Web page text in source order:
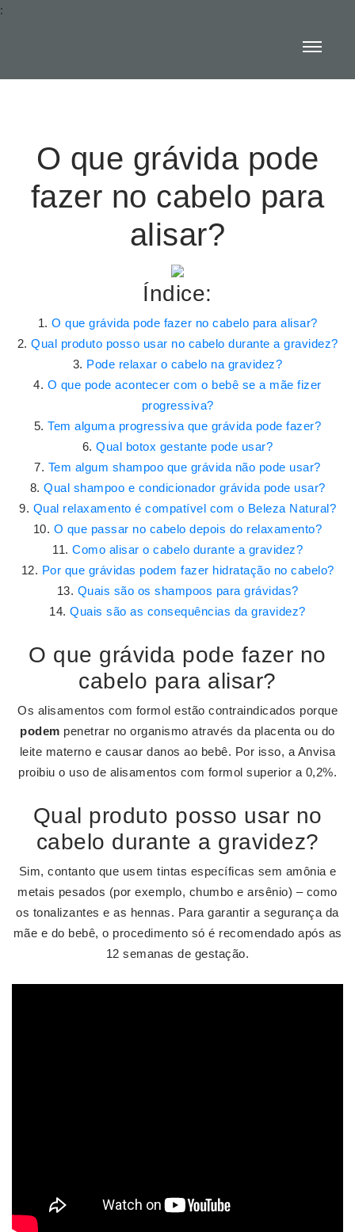
:
O que grávida pode
fazer no cabelo para
alisar?
Índice:
O que grávida pode fazer no cabelo para alisar?
Qual produto posso usar no cabelo durante a gravidez?
Pode relaxar o cabelo na gravidez?
O que pode acontecer com o bebê se a mãe fizer
progressiva?
Tem alguma progressiva que grávida pode fazer?
Qual botox gestante pode usar?
Tem algum shampoo que grávida não pode usar?
Qual shampoo e condicionador grávida pode usar?
Qual relaxamento é compatível com o Beleza Natural?
O que passar no cabelo depois do relaxamento?
Como alisar o cabelo durante a gravidez?
Por que grávidas podem fazer hidratação no cabelo?
Quais são os shampoos para grávidas?
Quais são as consequências da gravidez?
O que grávida pode fazer no
cabelo para alisar?
Os alisamentos com formol estão contraindicados porque
podem penetrar no organismo através da placenta ou do
leite materno e causar danos ao bebê. Por isso, a Anvisa
proibiu o uso de alisamentos com formol superior a 0,2%.
Qual produto posso usar no
cabelo durante a gravidez?
Sim, contanto que usem tintas específicas sem amônia e
metais pesados (por exemplo, chumbo e arsênio) – como
os tonalizantes e as hennas. Para garantir a segurança da
mãe e do bebê, o procedimento só é recomendado após as
12 semanas de gestação.